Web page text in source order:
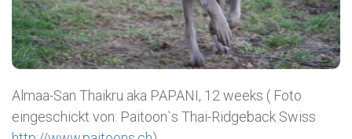
Almaa-San Thaikru aka PAPANI, 12 weeks ( Foto
eingeschickt von: Paitoon`s Thai-Ridgeback Swiss